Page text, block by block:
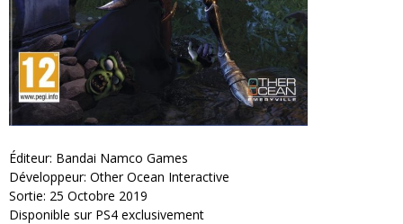
Éditeur: Bandai Namco Games
Développeur: Other Ocean Interactive
Sortie: 25 Octobre 2019
Disponible sur PS4 exclusivement